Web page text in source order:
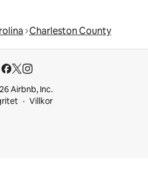
Charleston County
Airbnb, Inc.
Villkor